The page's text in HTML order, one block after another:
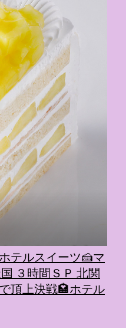
テルスイーツ🍰マ
３時間ＳＰ 北関
頂上決戦🏩ホテル